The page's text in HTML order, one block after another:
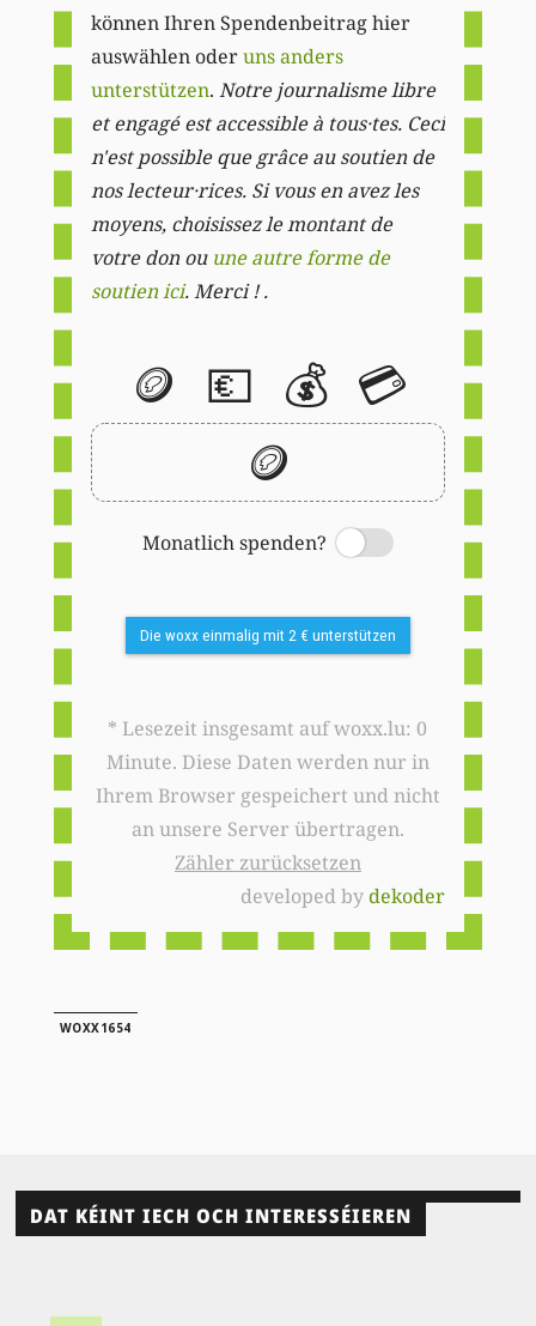
können Ihren Spendenbeitrag hier
auswählen oderuns anders
unterstützen. Notre journalisme libre
et engagé est accessible à tous·tes. Ceci
n'est possible que grâce au soutien de
nos lecteur·rices. Si vous en avez les
moyens, choisissez le montant de
votre don ou une autre forme de
soutien ici. Merci ! .
🪙 💶 💰 💳
🪙
Monatlich spenden?
Switch
Die woxx einmalig mit 2 € unterstützen
* Lesezeit insgesamt auf woxx.lu: 0
Minute. Diese Daten werden nur in
Ihrem Browser gespeichert und nicht
an unsere Server übertragen.
Zähler zurücksetzen
developed bydekoder
WOXX1654
DAT KÉINT IECH OCH INTERESSÉIEREN